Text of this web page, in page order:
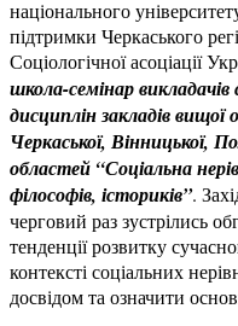
національного
підтримки Черкаського
Соціологічної асоціації
школа-семінар
дисциплін закладів вищої
Черкаської, Вінницької,
областей “Соціальна
філософів, істориків”.
черговий раз зустрілись
тенденції розвитку
контексті соціальних
досвідом та означити